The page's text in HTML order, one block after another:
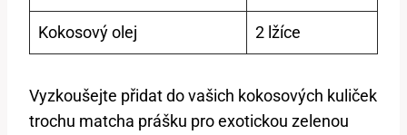
Kokosový olej 2 lžíce
Vyzkoušejte přidat do vašich kokosových kuliček
trochu matcha prášku pro exotickou zelenou